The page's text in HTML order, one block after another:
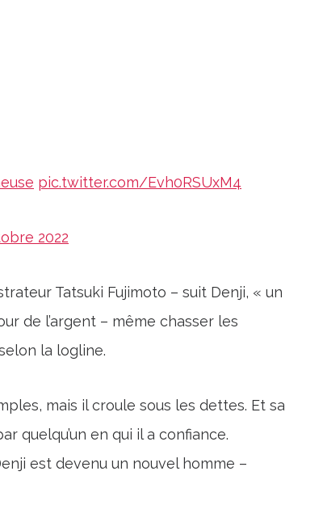
pic.twitter.com/Evh0RSUxM4
2022
Tatsuki Fujimoto – suit Denji, « un
de l’argent – même chasser les
la logline.
mais il croule sous les dettes. Et sa
quelqu’un en qui il a confiance.
est devenu un nouvel homme –